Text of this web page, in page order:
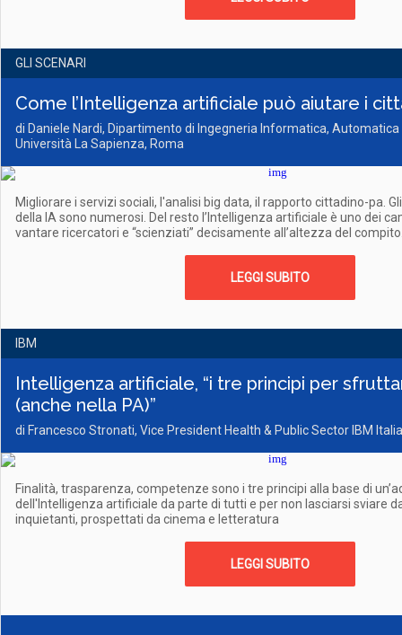
GLI SCENARI
Come l’Intelligenza artificiale può aiutare i
di Daniele Nardi, Dipartimento di Ingegneria Informatica, Automatica
Università La Sapienza, Roma
Migliorare i servizi sociali, l'analisi big data, il rapporto cittadino-pa.
della IA sono numerosi. Del resto l’Intelligenza artificiale è uno dei
vantare ricercatori e “scienziati” decisamente all’altezza del
LEGGI SUBITO
IBM
Intelligenza artificiale, “i tre principi per
(anche nella PA)”
di Francesco Stronati, Vice President Health & Public Sector IBM Italia
Finalità, trasparenza, competenze sono i tre principi alla base di
dell'Intelligenza artificiale da parte di tutti e per non lasciarsi sviare
inquietanti, prospettati da cinema e letteratura
LEGGI SUBITO